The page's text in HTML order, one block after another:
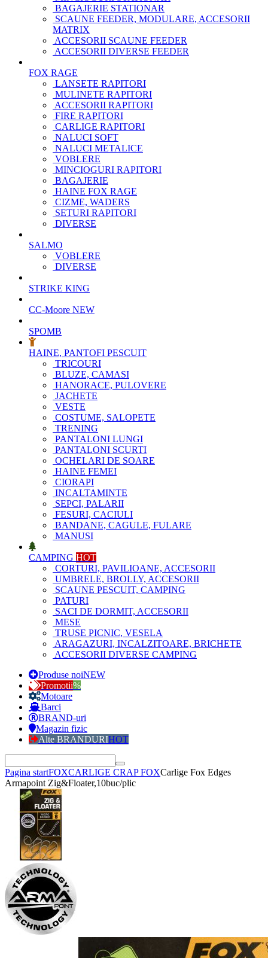
BAGAJERIE STATIONAR
SCAUNE FEEDER, MODULARE, ACCESORII
MATRIX
ACCESORII SCAUNE FEEDER
ACCESORII DIVERSE FEEDER
FOX RAGE
LANSETE RAPITORI
MULINETE RAPITORI
ACCESORII RAPITORI
FIRE RAPITORI
CARLIGE RAPITORI
NALUCI SOFT
NALUCI METALICE
VOBLERE
MINCIOGURI RAPITORI
BAGAJERIE
HAINE FOX RAGE
CIZME, WADERS
SETURI RAPITORI
DIVERSE
SALMO
VOBLERE
DIVERSE
STRIKE KING
CC-Moore NEW
SPOMB
HAINE, PANTOFI PESCUIT
TRICOURI
BLUZE, CAMASI
HANORACE, PULOVERE
JACHETE
VESTE
COSTUME, SALOPETE
TRENING
PANTALONI LUNGI
PANTALONI SCURTI
OCHELARI DE SOARE
HAINE FEMEI
CIORAPI
INCALTAMINTE
SEPCI, PALARII
FESURI, CACIULI
BANDANE, CAGULE, FULARE
MANUSI
CAMPING HOT
CORTURI, PAVILIOANE, ACCESORII
UMBRELE, BROLLY, ACCESORII
SCAUNE PESCUIT, CAMPING
PATURI
SACI DE DORMIT, ACCESORII
MESE
TRUSE PICNIC, VESELA
ARAGAZURI, INCALZITOARE, BRICHETE
ACCESORII DIVERSE CAMPING
Produse noiNEW
Promotii%
Motoare
Barci
BRAND-uri
Magazin fizic
Alte BRANDURIHOT
Pagina startFOXCARLIGE CRAP FOXCarlige Fox Edges
Armapoint Zig&Floater,10buc/plic